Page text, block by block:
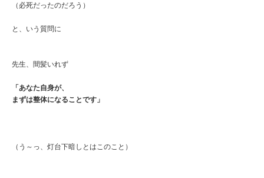
（必死だったのだろう）
と、いう質問に
先生、間髪いれず
「あなた自身が、
まずは整体になることです」
（う～っ、灯台下暗しとはこのこと）